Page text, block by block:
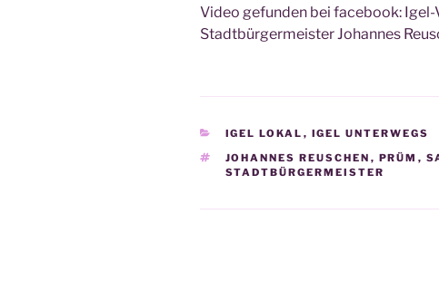
Video gefun­den bei face­book:
Stadt­bür­ger­meis­ter Johan­nes
KATEGORIEN
IGEL LOKAL , IGEL UNTERWEGS
SCHLAGWÖRTER
JOHANNES REUSCHEN , PRÜM ,
STADTBÜRGERMEISTER